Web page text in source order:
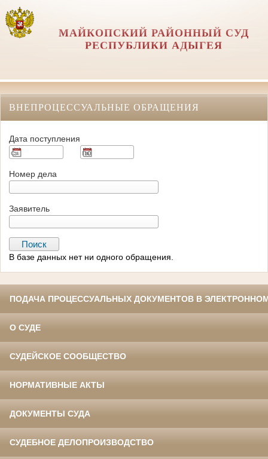
МАЙКОПСКИЙ РАЙОННЫЙ СУД
РЕСПУБЛИКИ АДЫГЕЯ
ВНЕПРОЦЕССУАЛЬНЫЕ ОБРАЩЕНИЯ
Дата поступления
Номер дела
Заявитель
В базе данных нет ни одного обращения.
ПОДАЧА ПРОЦЕССУАЛЬНЫХ ДОКУМЕНТОВ В
О СУДЕ
СУДЕЙСКОЕ СООБЩЕСТВО
НОРМАТИВНЫЕ АКТЫ
ДОКУМЕНТЫ СУДА
СУДЕБНОЕ ДЕЛОПРОИЗВОДСТВО